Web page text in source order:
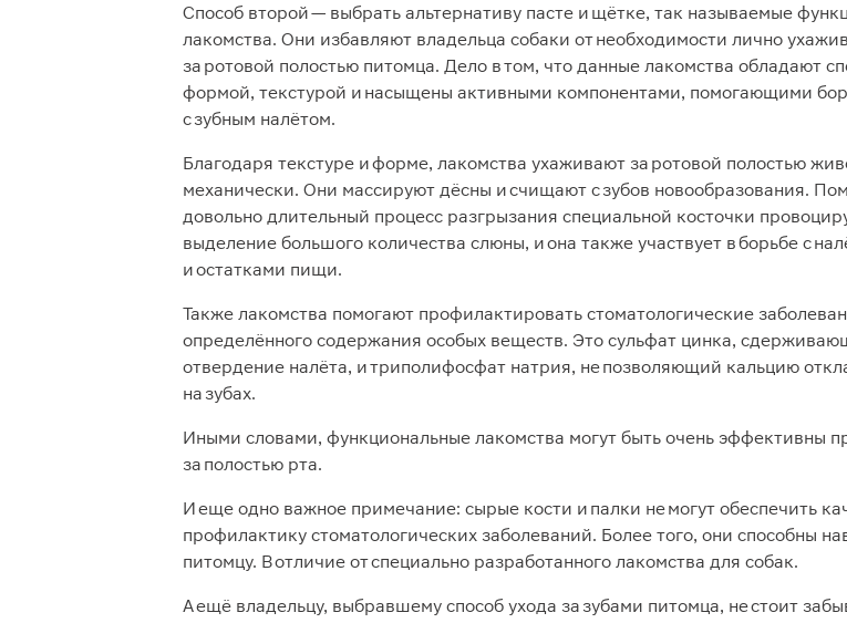
Способ второй — выбрать альтернативу пасте и щётке, так называемые
лакомства. Они избавляют владельца собаки от необходимости лично
за ротовой полостью питомца. Дело в том, что данные лакомства обладают
формой, текстурой и насыщены активными компонентами, помогающими
с зубным налётом.
Благодаря текстуре и форме, лакомства ухаживают за ротовой полостью
механически. Они массируют дёсны и счищают с зубов новообразования.
довольно длительный процесс разгрызания специальной косточки
выделение большого количества слюны, и она также участвует в борьбе с
и остатками пищи.
Также лакомства помогают профилактировать стоматологические
определённого содержания особых веществ. Это сульфат цинка,
отвердение налёта, и триполифосфат натрия, не позволяющий кальцию
на зубах.
Иными словами, функциональные лакомства могут быть очень эффективны
за полостью рта.
И еще одно важное примечание: сырые кости и палки не могут обеспечить
профилактику стоматологических заболеваний. Более того, они способны
питомцу. В отличие от специально разработанного лакомства для собак.
А ещё владельцу, выбравшему способ ухода за зубами питомца, не стоит